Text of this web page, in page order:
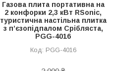
Газова плита портативна на
2 конфорки 2,3 кВт RSonic,
туристична настільна плитка
з п’єзопідпалом Срібляста,
PGG-4016
PGG-4016